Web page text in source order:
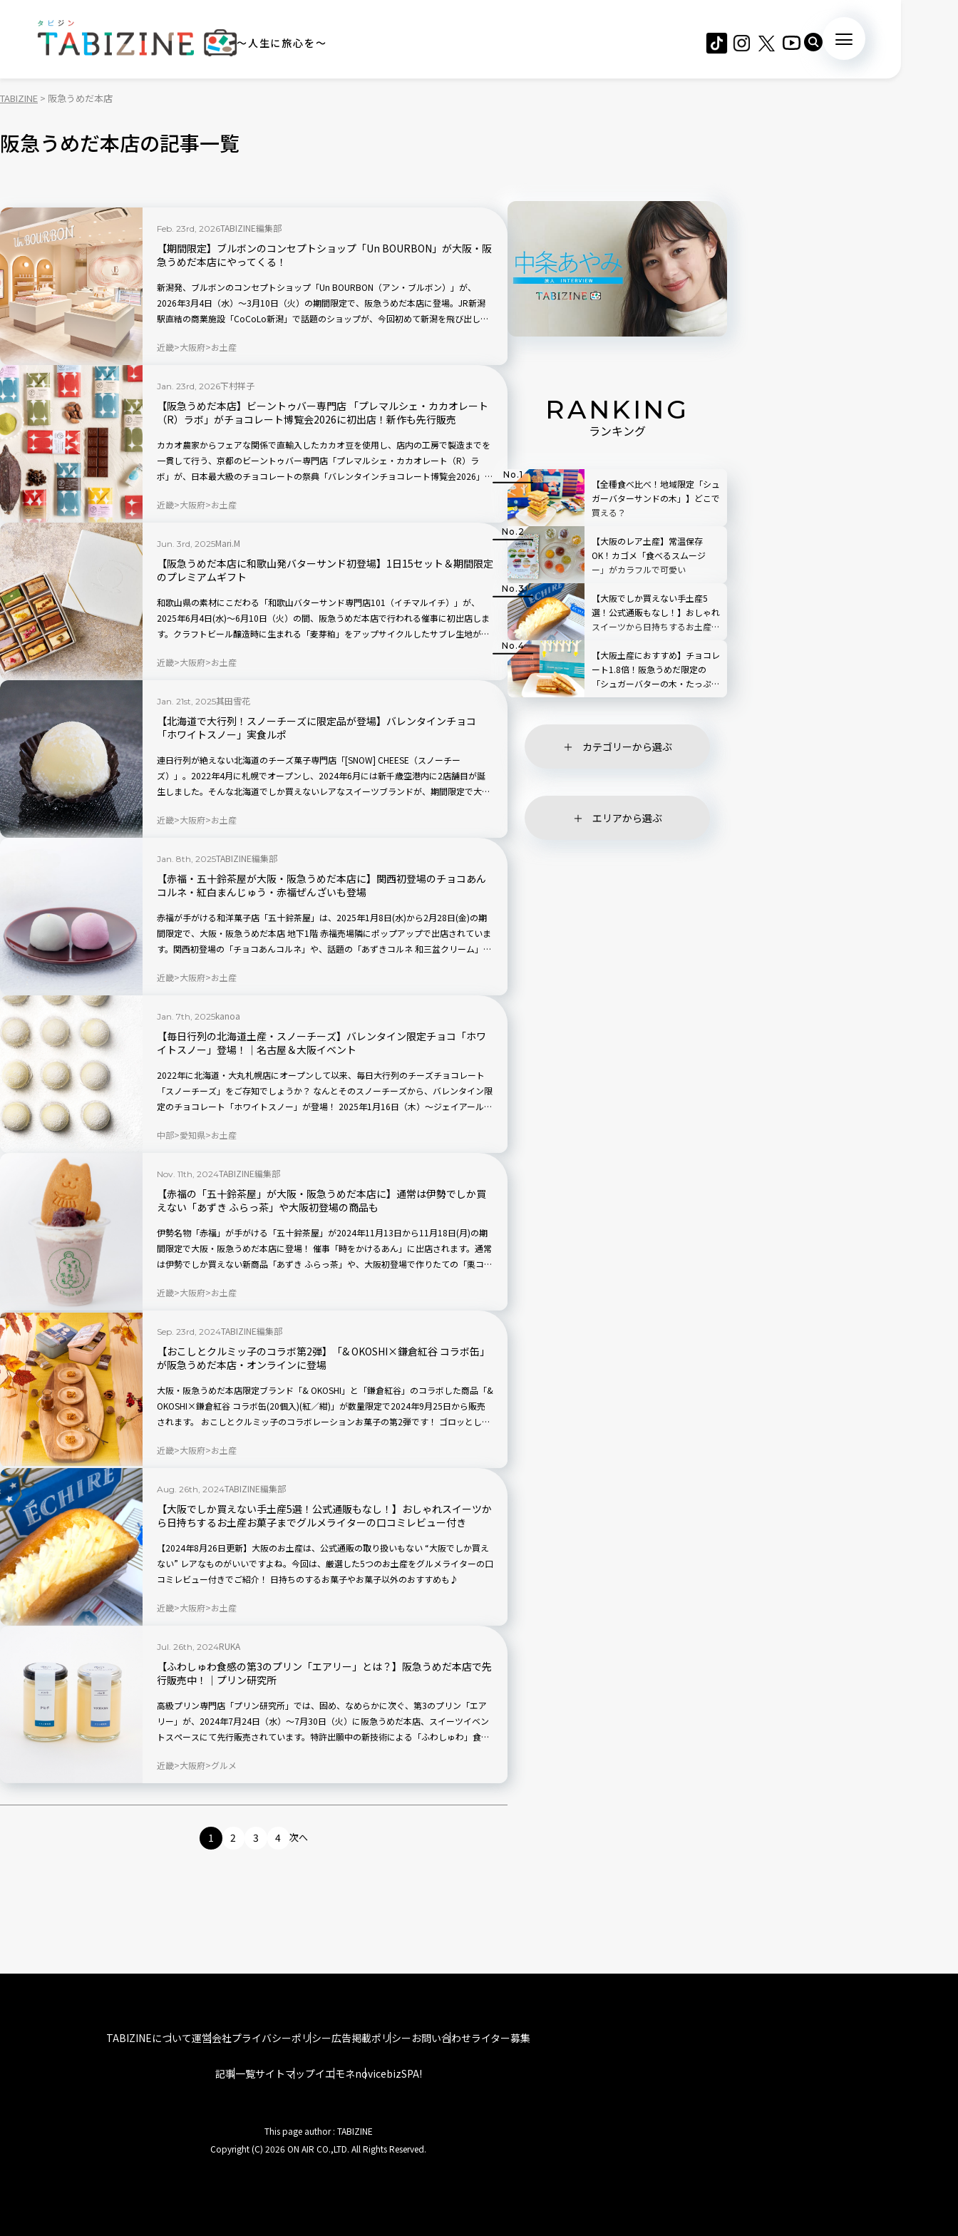
～人生に旅心を～
TABIZINE 阪急うめだ本店
阪急うめだ本店の記事一覧
Feb. 23rd, 2026TABIZINE編集部
【期間限定】ブルボンのコンセプトショップ「Un BOURBON」が大阪・阪
急うめだ本店にやってくる！
新潟発、ブルボンのコンセプトショップ「Un BOURBON（アン・ブルボン）」が、
2026年3月4日（水）～3月10日（火）の期間限定で、阪急うめだ本店に登場。JR新潟
駅直結の商業施設「CoCoLo新潟」で話題のショップが、今回初めて新潟を飛び出し関
産だからこそ実現できる特別なおいしさを追求したクラフト菓子は要チェック！ ブラン
ド名に冠した「Op.（オーパス）」は作品という意味。自分へのご褒美や大切な人への
贈り物に選びたくなる、ワンランク上の味わいが楽しめます。
近畿 大阪府 お土産
Jan. 23rd, 2026下村祥子
【阪急うめだ本店】ビーントゥバー専門店 「プレマルシェ・カカオレート
（R）ラボ」がチョコレート博覧会2026に初出店！新作も先行販売
カカオ農家からフェアな関係で直輸入したカカオ豆を使用し、店内の工房で製造までを
一貫して行う、京都のビーントゥバー専門店「プレマルシェ・カカオレート（R）ラ
ボ」が、日本最大級のチョコレートの祭典「バレンタインチョコレート博覧会2026」に
ティモール産の希少なカカオを使用した新作タブレットの先行販売や、同イベント限定
近畿 大阪府 お土産
Jun. 3rd, 2025Mari.M
【阪急うめだ本店に和歌山発バターサンド初登場】1日15セット＆期間限定
のプレミアムギフト
和歌山県の素材にこだわる「和歌山バターサンド専門店101（イチマルイチ）」が、
2025年6月4日(水)～6月10日（火）の間、阪急うめだ本店で行われる催事に初出店しま
す。クラフトビール醸造時に生まれる「麦芽粕」をアップサイクルしたサブレ生地が使
近畿 大阪府 お土産
Jan. 21st, 2025其田雪花
【北海道で大行列！スノーチーズに限定品が登場】バレンタインチョコ
「ホワイトスノー」実食ルポ
連日行列が絶えない北海道のチーズ菓子専門店「[SNOW] CHEESE（スノーチー
ズ）」。2022年4月に札幌でオープンし、2024年6月には新千歳空港内に2店舗目が誕
生しました。そんな北海道でしか買えないレアなスイーツブランドが、期間限定で大阪
ると聞きつけ、早速ゲットしてきました。実食ルポをお届けします。
近畿 大阪府 お土産
Jan. 8th, 2025TABIZINE編集部
【赤福・五十鈴茶屋が大阪・阪急うめだ本店に】関西初登場のチョコあん
コルネ・紅白まんじゅう・赤福ぜんざいも登場
赤福が手がける和洋菓子店「五十鈴茶屋」は、2025年1月8日(水)から2月28日(金)の期
間限定で、大阪・阪急うめだ本店 地下1階 赤福売場隣にポップアップで出店されていま
す。関西初登場の「チョコあんコルネ」や、話題の「あずきコルネ 和三盆クリーム」な
近畿 大阪府 お土産
Jan. 7th, 2025kanoa
【毎日行列の北海道土産・スノーチーズ】バレンタイン限定チョコ「ホワ
イトスノー」登場！｜名古屋＆大阪イベント
2022年に北海道・大丸札幌店にオープンして以来、毎日大行列のチーズチョコレート
「スノーチーズ」をご存知でしょうか？ なんとそのスノーチーズから、バレンタイン限
定のチョコレート「ホワイトスノー」が登場！ 2025年1月16日（木）〜ジェイアール名
間限定出店します。
中部 愛知県 お土産
Nov. 11th, 2024TABIZINE編集部
【赤福の「五十鈴茶屋」が大阪・阪急うめだ本店に】通常は伊勢でしか買
えない「あずき ふらっ茶」や大阪初登場の商品も
伊勢名物「赤福」が手がける「五十鈴茶屋」が2024年11月13日から11月18日(月)の期
間限定で大阪・阪急うめだ本店に登場！ 催事「時をかけるあん」に出店されます。通常
は伊勢でしか買えない新商品「あずき ふらっ茶」や、大阪初登場で作りたての「栗コル
近畿 大阪府 お土産
Sep. 23rd, 2024TABIZINE編集部
【おこしとクルミッ子のコラボ第2弾】「& OKOSHI×鎌倉紅谷 コラボ缶」
が阪急うめだ本店・オンラインに登場
大阪・阪急うめだ本店限定ブランド「& OKOSHI」と「鎌倉紅谷」のコラボした商品「&
OKOSHI×鎌倉紅谷 コラボ缶(20個入)(紅／紺)」が数量限定で2024年9月25日から販売
されます。 おこしとクルミッ子のコラボレーションお菓子の第2弾です！ ゴロッとした
あれ。
近畿 大阪府 お土産
Aug. 26th, 2024TABIZINE編集部
【大阪でしか買えない手土産5選！公式通販もなし！】おしゃれスイーツか
ら日持ちするお土産お菓子までグルメライターの口コミレビュー付き
【2024年8月26日更新】大阪のお土産は、公式通販の取り扱いもない “大阪でしか買え
ない” レアなものがいいですよね。今回は、厳選した5つのお土産をグルメライターの口
コミレビュー付きでご紹介！ 日持ちのするお菓子やお菓子以外のおすすめも♪
近畿 大阪府 お土産
Jul. 26th, 2024RUKA
【ふわしゅわ食感の第3のプリン「エアリー」とは？】阪急うめだ本店で先
行販売中！｜プリン研究所
高級プリン専門店「プリン研究所」では、固め、なめらかに次ぐ、第3のプリン「エア
リー」が、2024年7月24日（水）～7月30日（火）に阪急うめだ本店、スイーツイベン
トスペースにて先行販売されています。特許出願中の新技術による「ふわしゅわ」食感
にチェックしてみてくださいね！
近畿 大阪府 グルメ
1 2 3 4 次へ
RANKING
ランキング
【全種食べ比べ！地域限定「シュ
ガーバターサンドの木」】どこで
買える？
【大阪のレア土産】常温保存
OK！カゴメ「食べるスムージ
ー」がカラフルで可愛い
【大阪でしか買えない手土産5
選！公式通販もなし！】おしゃれ
スイーツから日持ちするお土産お
レビュー付き
【大阪土産におすすめ】チョコレ
ート1.8倍！阪急うめだ限定の
「シュガーバターの木・たっぷり
ショコラサンド 横綱」を実食
カテゴリーから選ぶ
エリアから選ぶ
TABIZINEについて運営会社プライバシーポリシー広告掲載ポリシーお問い合わせライター募集
記事一覧サイトマップイエモネnovicebizSPA!
This page author : TABIZINE
Copyright (C) 2026 ON AIR CO.,LTD. All Rights Reserved.